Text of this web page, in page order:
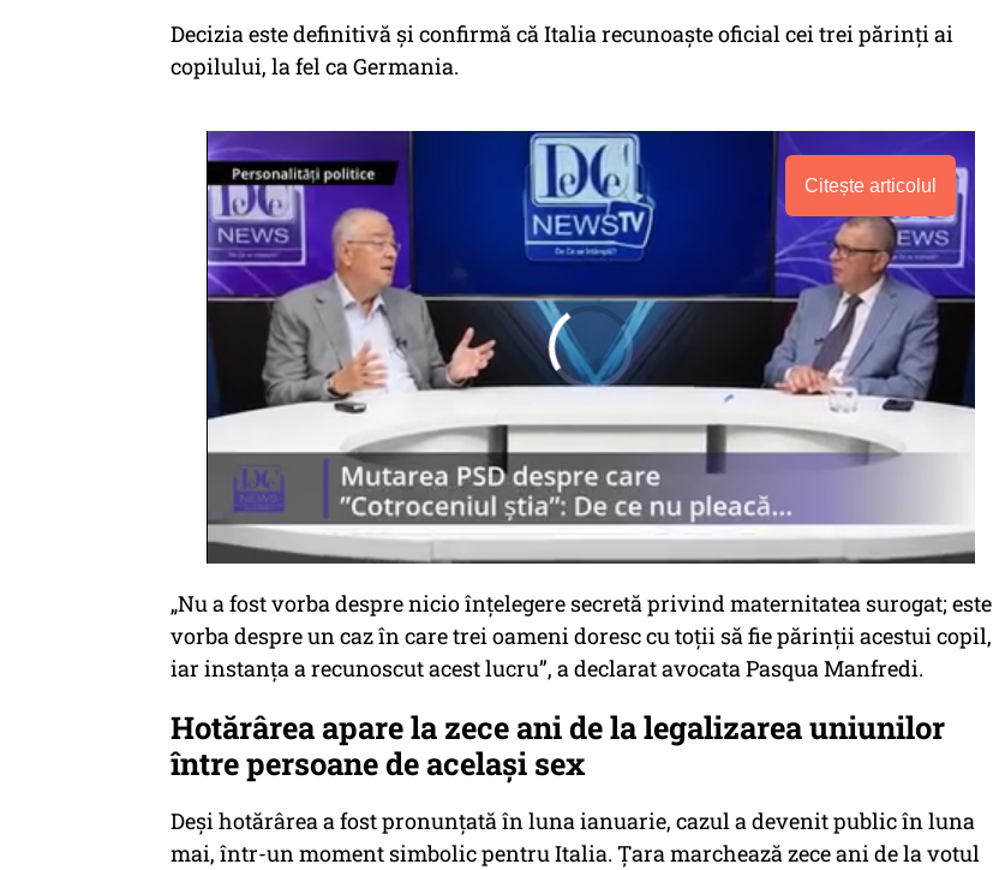
Decizia este definitivă și confirmă că Italia recunoaște oficial cei trei părinți ai
copilului, la fel ca Germania.
Citește articolul
„Nu a fost vorba despre nicio înţelegere secretă privind maternitatea surogat; este
vorba despre un caz în care trei oameni doresc cu toţii să fie părinţii acestui copil,
iar instanţa a recunoscut acest lucru”, a declarat avocata Pasqua Manfredi.
Hotărârea apare la zece ani de la legalizarea uniunilor
între persoane de același sex
Deși hotărârea a fost pronunțată în luna ianuarie, cazul a devenit public în luna
mai, într-un moment simbolic pentru Italia. Țara marchează zece ani de la votul